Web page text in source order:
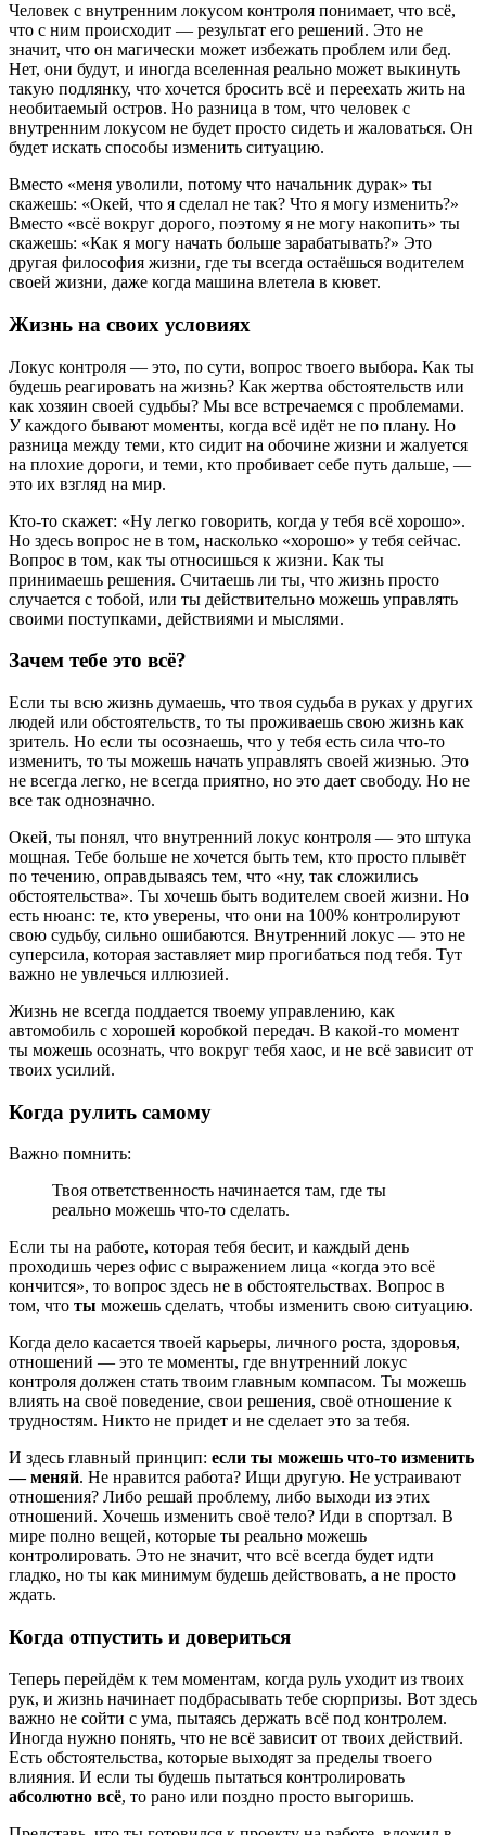
Человек с внутренним локусом контроля понимает, что всё,
что с ним происходит — результат его решений. Это не
значит, что он магически может избежать проблем или бед.
Нет, они будут, и иногда вселенная реально может выкинуть
такую подлянку, что хочется бросить всё и переехать жить на
необитаемый остров. Но разница в том, что человек с
внутренним локусом не будет просто сидеть и жаловаться. Он
будет искать способы изменить ситуацию.
Вместо «меня уволили, потому что начальник дурак» ты
скажешь: «Окей, что я сделал не так? Что я могу изменить?»
Вместо «всё вокруг дорого, поэтому я не могу накопить» ты
скажешь: «Как я могу начать больше зарабатывать?» Это
другая философия жизни, где ты всегда остаёшься водителем
своей жизни, даже когда машина влетела в кювет.
Жизнь на своих условиях
Локус контроля — это, по сути, вопрос твоего выбора. Как ты
будешь реагировать на жизнь? Как жертва обстоятельств или
как хозяин своей судьбы? Мы все встречаемся с проблемами.
У каждого бывают моменты, когда всё идёт не по плану. Но
разница между теми, кто сидит на обочине жизни и жалуется
на плохие дороги, и теми, кто пробивает себе путь дальше, —
это их взгляд на мир.
Кто-то скажет: «Ну легко говорить, когда у тебя всё хорошо».
Но здесь вопрос не в том, насколько «хорошо» у тебя сейчас.
Вопрос в том, как ты относишься к жизни. Как ты
принимаешь решения. Считаешь ли ты, что жизнь просто
случается с тобой, или ты действительно можешь управлять
своими поступками, действиями и мыслями.
Зачем тебе это всё?
Если ты всю жизнь думаешь, что твоя судьба в руках у других
людей или обстоятельств, то ты проживаешь свою жизнь как
зритель. Но если ты осознаешь, что у тебя есть сила что-то
изменить, то ты можешь начать управлять своей жизнью. Это
не всегда легко, не всегда приятно, но это дает свободу. Но не
все так однозначно.
Окей, ты понял, что внутренний локус контроля — это штука
мощная. Тебе больше не хочется быть тем, кто просто плывёт
по течению, оправдываясь тем, что «ну, так сложились
обстоятельства». Ты хочешь быть водителем своей жизни. Но
есть нюанс: те, кто уверены, что они на 100% контролируют
свою судьбу, сильно ошибаются. Внутренний локус — это не
суперсила, которая заставляет мир прогибаться под тебя. Тут
важно не увлечься иллюзией.
Жизнь не всегда поддается твоему управлению, как
автомобиль с хорошей коробкой передач. В какой-то момент
ты можешь осознать, что вокруг тебя хаос, и не всё зависит от
твоих усилий.
Когда рулить самому
Важно помнить:
Твоя ответственность начинается там, где ты
реально можешь что-то сделать.
Если ты на работе, которая тебя бесит, и каждый день
проходишь через офис с выражением лица «когда это всё
кончится», то вопрос здесь не в обстоятельствах. Вопрос в
том, что ты можешь сделать, чтобы изменить свою ситуацию.
Когда дело касается твоей карьеры, личного роста, здоровья,
отношений — это те моменты, где внутренний локус
контроля должен стать твоим главным компасом. Ты можешь
влиять на своё поведение, свои решения, своё отношение к
трудностям. Никто не придет и не сделает это за тебя.
И здесь главный принцип: если ты можешь что-то изменить
— меняй. Не нравится работа? Ищи другую. Не устраивают
отношения? Либо решай проблему, либо выходи из этих
отношений. Хочешь изменить своё тело? Иди в спортзал. В
мире полно вещей, которые ты реально можешь
контролировать. Это не значит, что всё всегда будет идти
гладко, но ты как минимум будешь действовать, а не просто
ждать.
Когда отпустить и довериться
Теперь перейдём к тем моментам, когда руль уходит из твоих
рук, и жизнь начинает подбрасывать тебе сюрпризы. Вот здесь
важно не сойти с ума, пытаясь держать всё под контролем.
Иногда нужно понять, что не всё зависит от твоих действий.
Есть обстоятельства, которые выходят за пределы твоего
влияния. И если ты будешь пытаться контролировать
абсолютно всё, то рано или поздно просто выгоришь.